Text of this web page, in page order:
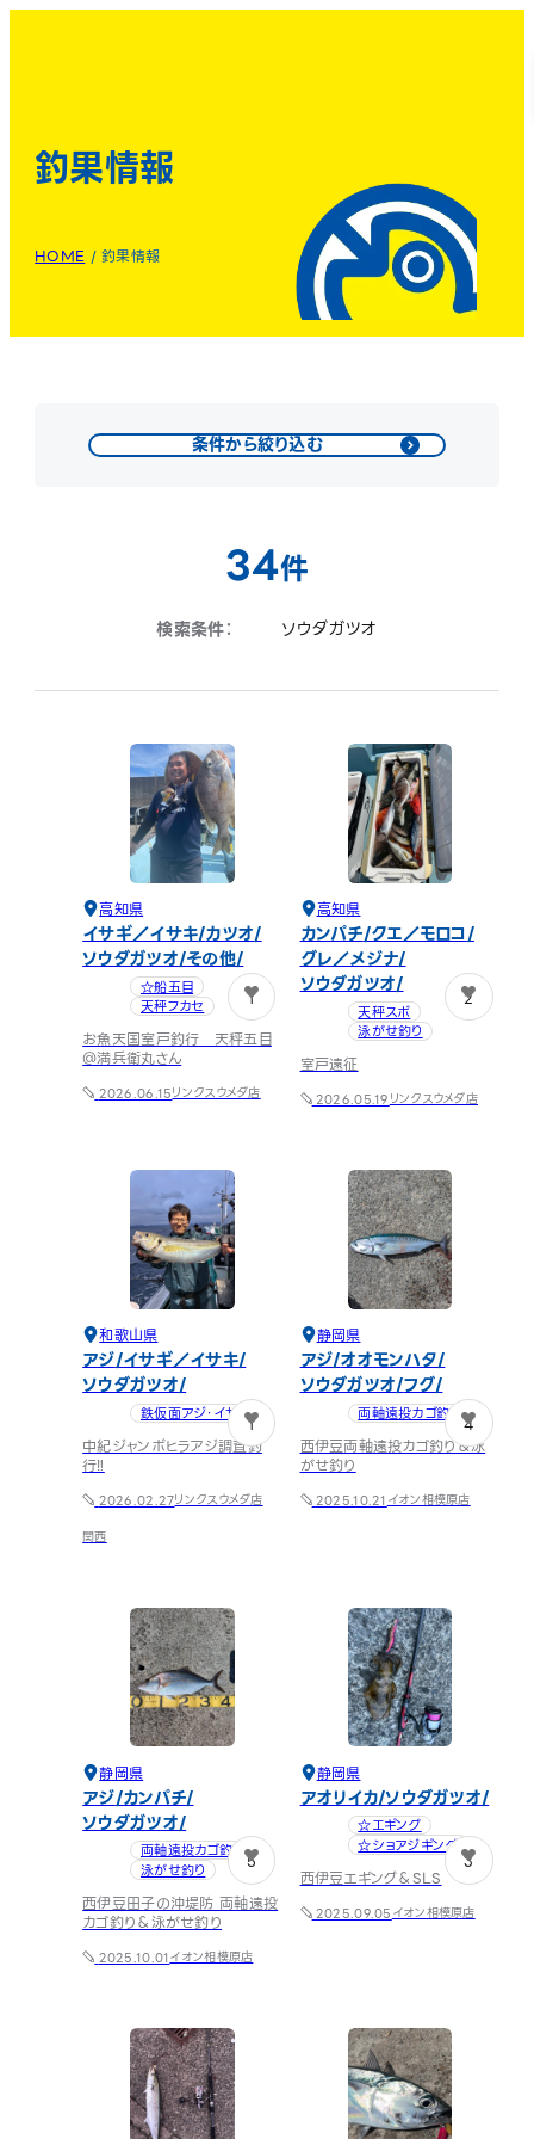
釣果情報
HOME /釣果情報
条件から絞り込む
34件
検索条件： ソウダガツオ
高知県
イサギ／イサキ カツオ
ソウダガツオ その他
☆船五目
天秤フカセ
お魚天国室戸釣行 天秤五目
＠満兵衛丸さん
2026.06.15リンクスウメダ店
1
高知県
カンパチ クエ／モロコ
グレ／メジナ
ソウダガツオ
天秤スボ
泳がせ釣り
室戸遠征
2026.05.19リンクスウメダ店
2
和歌山県
アジ イサギ／イサキ
ソウダガツオ
鉄仮面アジ・イサキ
中紀ジャンボヒラアジ調査釣
行‼️
2026.02.27リンクスウメダ店
関西
1
静岡県
アジ オオモンハタ
ソウダガツオ フグ
両軸遠投カゴ釣り
西伊豆両軸遠投カゴ釣り＆泳
がせ釣り
2025.10.21イオン相模原店
4
静岡県
アジ カンパチ
ソウダガツオ
両軸遠投カゴ釣り
泳がせ釣り
西伊豆田子の沖堤防 両軸遠投
カゴ釣り＆泳がせ釣り
2025.10.01イオン相模原店
5
静岡県
アオリイカ ソウダガツオ
☆エギング
☆ショアジギング
西伊豆エギング＆SLS
2025.09.05イオン相模原店
3